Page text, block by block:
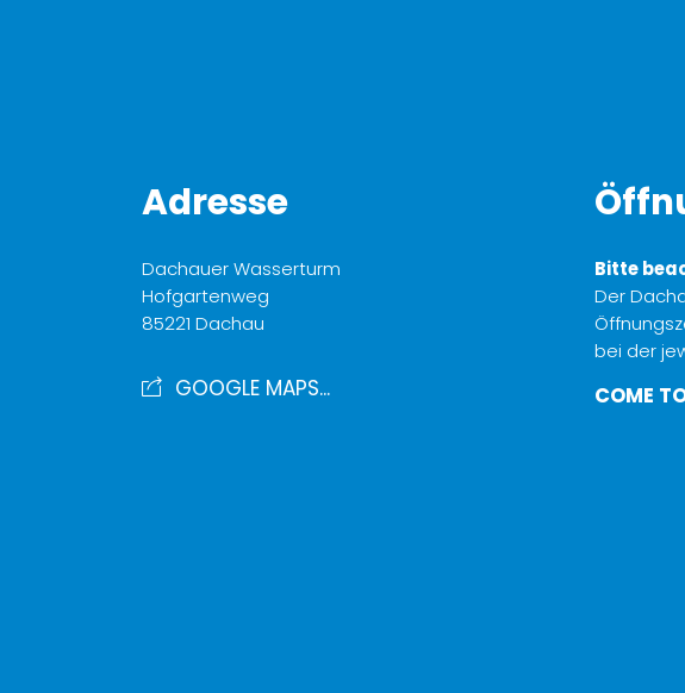
Adresse
Dachauer Wasserturm
Hofgartenweg
85221 Dachau
GOOGLE MAPS...
Bitte
Der
bei der
COME